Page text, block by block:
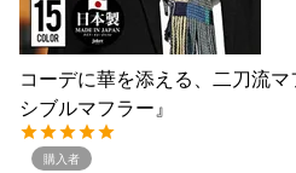
コーデに華を添える、二刀流
シブルマフラー』
購入者